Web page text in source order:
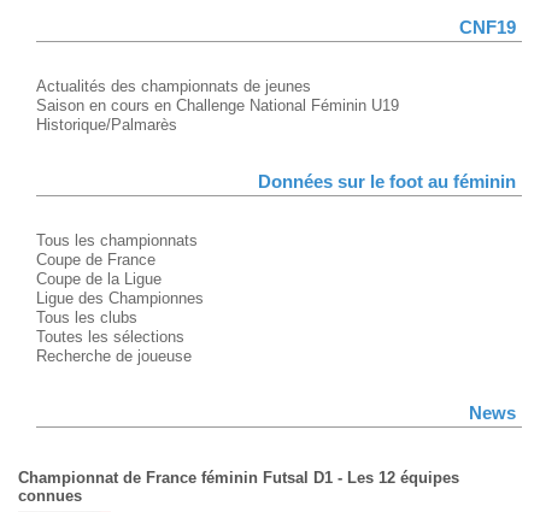
CNF19
Actualités des championnats de jeunes
Saison en cours en Challenge National Féminin U19
Historique/Palmarès
Données sur le foot au féminin
Tous les championnats
Coupe de France
Coupe de la Ligue
Ligue des Championnes
Tous les clubs
Toutes les sélections
Recherche de joueuse
News
Championnat de France féminin Futsal D1 - Les 12 équipes
connues